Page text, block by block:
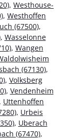
, Westhouse-
, Westhoffen
(67500),
, Wasselonne
, Wangen
(67130),
, Volksberg
, Vendenheim
, Uttenhoffen
, Urbeis
, Uberach
(67470),